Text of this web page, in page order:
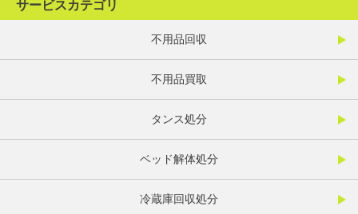
サービスカテゴリ
不用品回収
不用品買取
タンス処分
ベッド解体処分
冷蔵庫回収処分